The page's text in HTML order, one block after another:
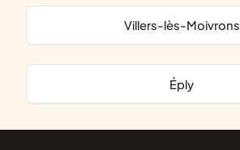
Villers-lès-Moivrons
Éply